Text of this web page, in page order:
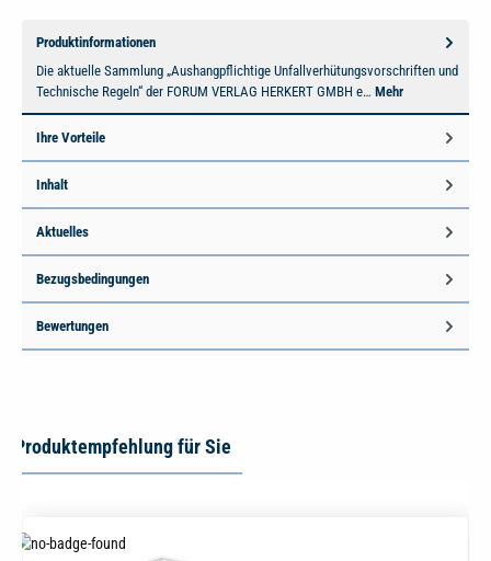
Produktinformationen
Die aktuelle Sammlung „Aushangpflichtige Unfallverhütungsvorschriften und
Technische Regeln“ der FORUM VERLAG HERKERT GMBH e… Mehr
Ihre Vorteile
Inhalt
Aktuelles
Bezugsbedingungen
Bewertungen
Produktempfehlung für Sie